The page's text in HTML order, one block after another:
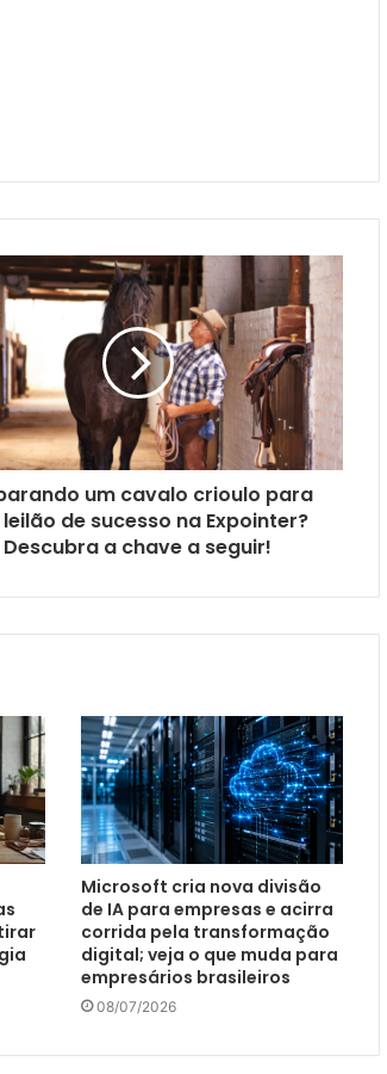
um cavalo crioulo para
de sucesso na Expointer?
Descubra a chave a seguir!
Microsoft cria nova divisão
de IA para empresas e acirra
corrida pela transformação
digital; veja o que muda para
empresários brasileiros
08/07/2026